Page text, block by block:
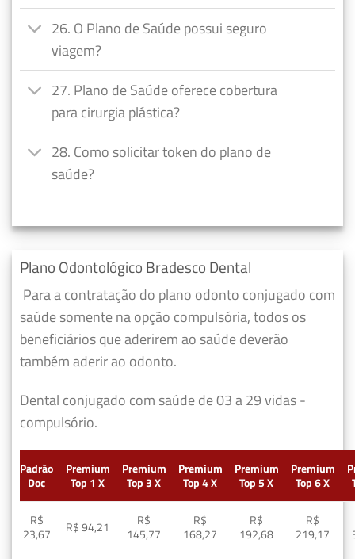
26. O Plano de Saúde possui seguro
viagem?
27. Plano de Saúde oferece cobertura
para cirurgia plástica?
28. Como solicitar token do plano de
saúde?
Plano Odontológico Bradesco Dental
Para a contratação do plano odonto conjugado com
saúde somente na opção compulsória, todos os
beneficiários que aderirem ao saúde deverão
também aderir ao odonto.
Dental conjugado com saúde de 03 a 29 vidas -
compulsório.
Padrão
Doc
Premium
Top 1 X
Premium
Top 3 X
Premium
Top 4 X
Premium
Top 5 X
Premium
Top 6 X
R$
23,67
R$ 94,21
R$
145,77
R$
168,27
R$
192,68
R$
219,17